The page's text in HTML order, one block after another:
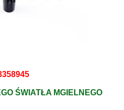
ŚWIATŁA MGIELNEGO